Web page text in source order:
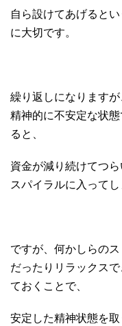
自ら設けてあげると
に大切です。
繰り返しになります
精神的に不安定な状
ると、
資金が減り続けてつ
スパイラルに入ってし
ですが、何かしらの
だったりリラックス
ておくことで、
安定した精神状態を